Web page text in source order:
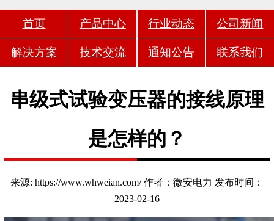
首页 产品中心 行业动态 公司新闻
解决方案 技术交流 通知公告 联系我们
串级式试验变压器的接线原理
是怎样的？
来源: https://www.whweian.com/ 作者：微安电力 发布时间：
2023-02-16